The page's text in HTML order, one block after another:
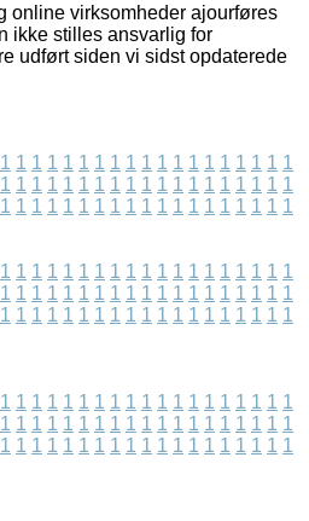
online virksomheder ajourføres
ikke stilles ansvarlig for
udført siden vi sidst opdaterede
1 1 1 1 1 1 1 1 1 1 1 1 1 1 1 1 1 1 1
1 1 1 1 1 1 1 1 1 1 1 1 1 1 1 1 1 1 1
1 1 1 1 1 1 1 1 1 1 1 1 1 1 1 1 1 1 1
1 1 1 1 1 1 1 1 1 1 1 1 1 1 1 1 1 1 1
1 1 1 1 1 1 1 1 1 1 1 1 1 1 1 1 1 1 1
1 1 1 1 1 1 1 1 1 1 1 1 1 1 1 1 1 1 1
1 1 1 1 1 1 1 1 1 1 1 1 1 1 1 1 1 1 1
1 1 1 1 1 1 1 1 1 1 1 1 1 1 1 1 1 1 1
1 1 1 1 1 1 1 1 1 1 1 1 1 1 1 1 1 1 1